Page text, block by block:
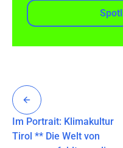
Im Portrait: Klimakultur
Tirol ** Die Welt von